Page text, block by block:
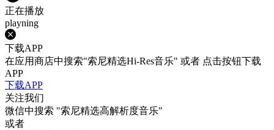
正在播放
playning
下载APP
在应用商店中搜索"索尼精选Hi-Res音乐" 或者 点击按钮下载
APP
下载APP
关注我们
微信中搜索 "索尼精选高解析度音乐"
或者